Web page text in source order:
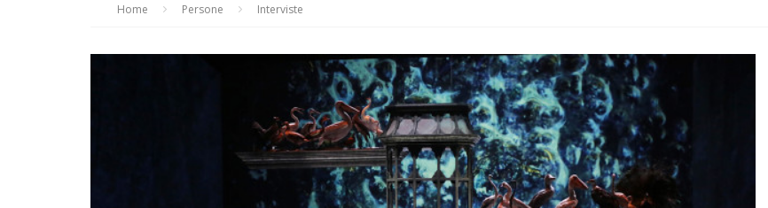
CONTRIBUTORS
Home Persone Interviste